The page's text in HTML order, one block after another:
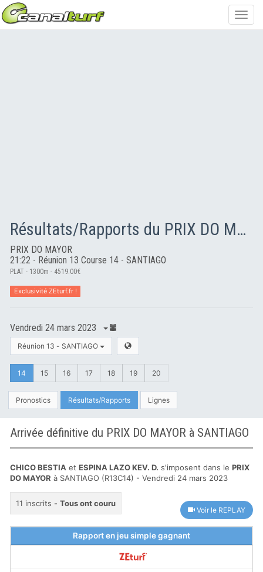
Résultats/Rapports du PRIX DO MAYOR
PRIX DO MAYOR
21:22 - Réunion 13 Course 14 - SANTIAGO
PLAT - 1300m - 4519.00€
Exclusivité ZEturf.fr !
Vendredi 24 mars 2023
Réunion 13 - SANTIAGO
14 15 16 17 18 19 20
Pronostics Résultats/Rapports Lignes
Arrivée définitive du PRIX DO MAYOR à SANTIAGO
CHICO BESTIA et ESPINA LAZO KEV. D. s'imposent dans le PRIX
DO MAYOR à SANTIAGO (R13C14) - Vendredi 24 mars 2023
11 inscrits - Tous ont couru
Voir le REPLAY
Rapport en jeu simple gagnant